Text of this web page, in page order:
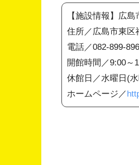
【施設情報】広
住所／広島市東区
電話／082-899-
開館時間／9:00～
休館日／水曜日(
ホームページ／